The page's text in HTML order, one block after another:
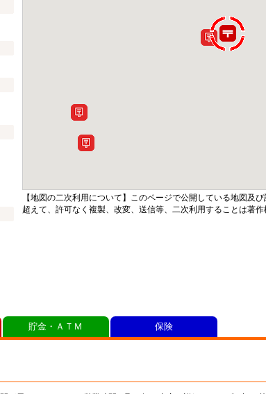
【地図の二次利用について】このページで公開している地図及
超えて、許可なく複製、改変、送信等、二次利用することは著
貯金・ＡＴＭ 保険